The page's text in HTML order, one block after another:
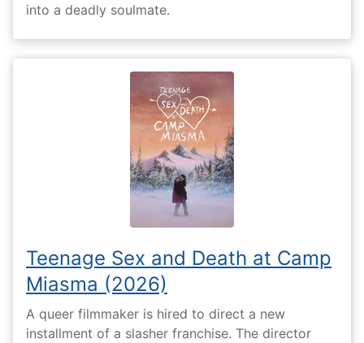
into a deadly soulmate.
Teenage Sex and Death at Camp
Miasma (2026)
A queer filmmaker is hired to direct a new
installment of a slasher franchise. The director